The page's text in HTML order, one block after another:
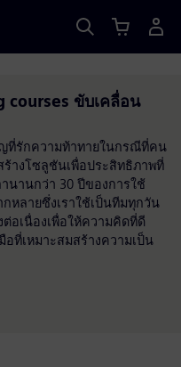
courses ขับเคลื่อน
ญที่รักความท้าทายในกรณีที่คน
ร้างโซลูชันเพื่อประสิทธิภาพที่
านานกว่า 30 ปีของการใช้
หลายซึ่งเราใช้เป็นทีมทุกวัน
อเนื่องเพื่อให้ความคิดที่ดี
ที่เหมาะสมสร้างความเป็น